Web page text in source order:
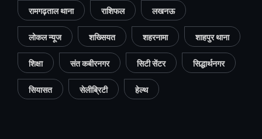
रामगढ़ताल थाना राशिफल लखनऊ
लोकल न्यूज शख्सियत शहरनामा शाहपुर थाना
शिक्षा संत कबीरनगर सिटी सेंटर सिद्धार्थनगर
सियासत सेलीब्रिटी हेल्थ